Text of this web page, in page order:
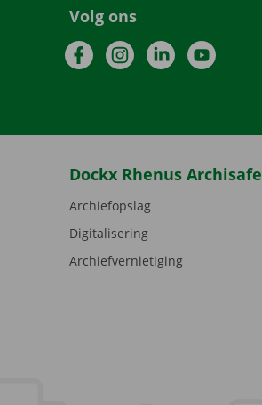
Volg ons
FacebookInstagramLinkedInYouTube
Dockx Rhenus Archisafe
Archiefopslag
Digitalisering
Archiefvernietiging